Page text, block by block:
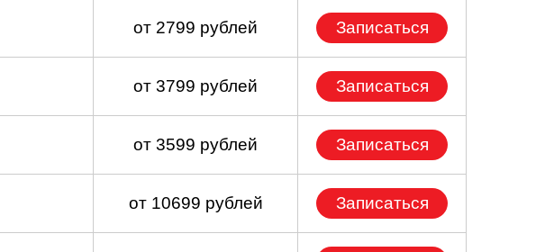
от 2799 рублей Записаться
от 3799 рублей Записаться
от 3599 рублей Записаться
от 10699 рублей Записаться